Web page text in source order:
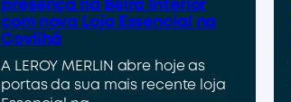
presença na Beira Interior
com nova Loja Essencial na
Covilhã
A LEROY MERLIN abre hoje as
portas da sua mais recente loja